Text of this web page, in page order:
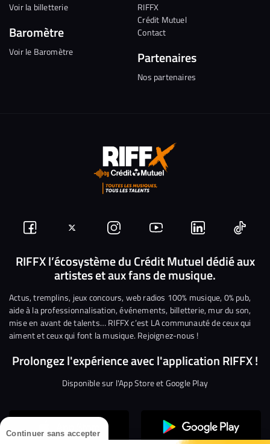
Continuer sans accepter
Voir la billetterie
Baromètre
Voir le Baromètre
RIFFX
Crédit Mutuel
Contact
Partenaires
Nos partenaires
Suivez-
nous
Facebook
Suivez-
nous
sur
Twitter
Nous
rejoindre
sur
Instagram
Nous
rejoindre
sur
YouTube
Nous
rejoindre
sur
Linkedin
Nous
RIFFX l’écosystème du Crédit Mutuel dédié aux
artistes et aux fans de musique.
Actus, tremplins, jeux concours, web radios 100% musique, 0% pub,
aide à la professionnalisation, événements, billetterie, mur du son,
mise en avant de talents… RIFFX c’est LA communauté de ceux qui
aiment et ceux qui font la musique. Rejoignez-nous !
Prolongez l'expérience avec l'application RIFFX !
Disponible sur l'App Store et Google Play